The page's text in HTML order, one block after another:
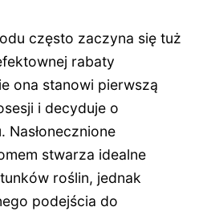
często zaczyna się tuż
rabaty
ona stanowi pierwszą
i decyduje o
Nasłonecznione
stwarza idealne
roślin, jednak
podejścia do